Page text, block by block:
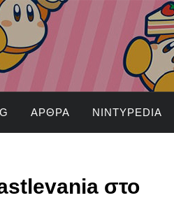
ΆΡΘΡΑ NINTYPEDIA
στο